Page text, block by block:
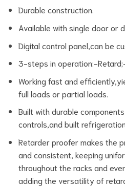
Durable construction.
Available with single door or
Digital control panel,can be
3-steps in operation:-
Working fast and
full loads or partial loads.
Built with durable
controls,and built
Retarder proofer makes the
and consistent, keeping
throughout the racks and
adding the versatility of